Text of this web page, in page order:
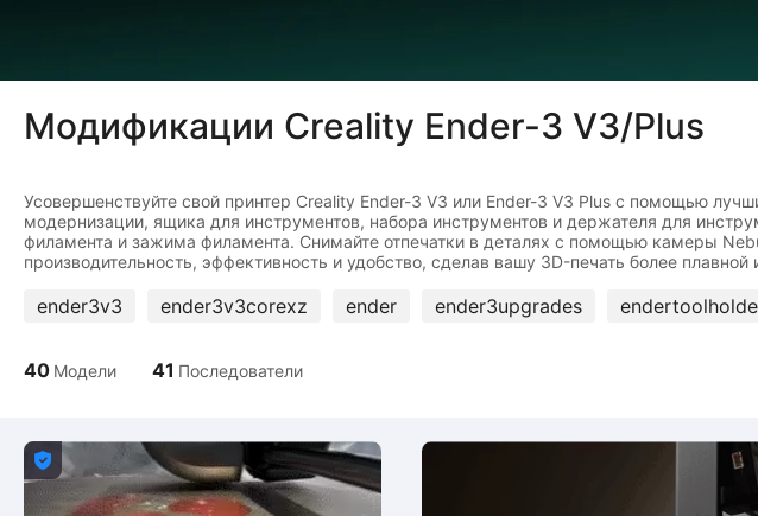
Модификации Creality Ender-3 V3/Plus
Усовершенствуйте свой принтер Creality Ender-3 V3 или Ender-3 V3 Plus с помощью
модернизации, ящика для инструментов, набора инструментов и держателя для
филамента и зажима филамента. Снимайте отпечатки в деталях с помощью камеры
ender3v3 ender3v3corexz ender ender3upgrades
40 Модели 41 Последователи
